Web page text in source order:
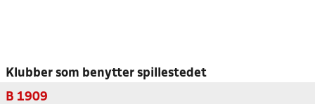
Klubber som benytter spillestedet
B 1909